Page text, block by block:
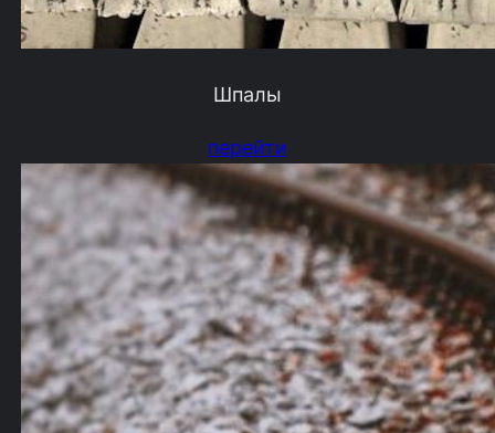
Шпалы
перейти